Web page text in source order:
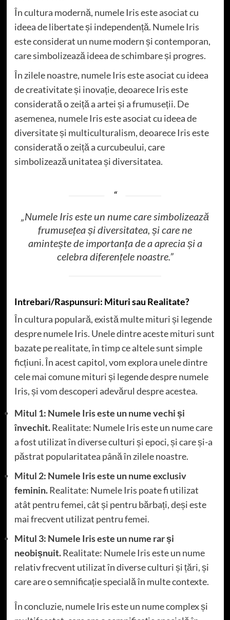
În cultura modernă, numele Iris este asociat cu
ideea de libertate și independență. Numele Iris
este considerat un nume modern și contemporan,
care simbolizează ideea de schimbare și progres.
În zilele noastre, numele Iris este asociat cu ideea
de creativitate și inovație, deoarece Iris este
considerată o zeiță a artei și a frumuseții. De
asemenea, numele Iris este asociat cu ideea de
diversitate și multiculturalism, deoarece Iris este
considerată o zeiță a curcubeului, care
simbolizează unitatea și diversitatea.
„Numele Iris este un nume care simbolizează
frumusețea și diversitatea, și care ne
amintește de importanța de a aprecia și a
celebra diferențele noastre.”
Intrebari/Raspunsuri: Mituri sau Realitate?
În cultura populară, există multe mituri și legende
despre numele Iris. Unele dintre aceste mituri sunt
bazate pe realitate, în timp ce altele sunt simple
ficțiuni. În acest capitol, vom explora unele dintre
cele mai comune mituri și legende despre numele
Iris, și vom descoperi adevărul despre acestea.
Mitul 1: Numele Iris este un nume vechi și
învechit.Realitate: Numele Iris este un nume care
a fost utilizat în diverse culturi și epoci, și care și-a
păstrat popularitatea până în zilele noastre.
Mitul 2: Numele Iris este un nume exclusiv
feminin.Realitate: Numele Iris poate fi utilizat
atât pentru femei, cât și pentru bărbați, deși este
mai frecvent utilizat pentru femei.
Mitul 3: Numele Iris este un nume rar și
neobișnuit.Realitate: Numele Iris este un nume
relativ frecvent utilizat în diverse culturi și țări, și
care are o semnificație specială în multe contexte.
În concluzie, numele Iris este un nume complex și